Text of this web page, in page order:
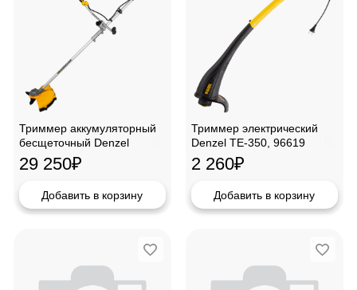
Триммер аккумуляторный
бесщеточный Denzel
CBC350-36, 58720
29 250₽
Добавить в корзину
Триммер электрический
Denzel TE-350, 96619
2 260₽
Добавить в корзину